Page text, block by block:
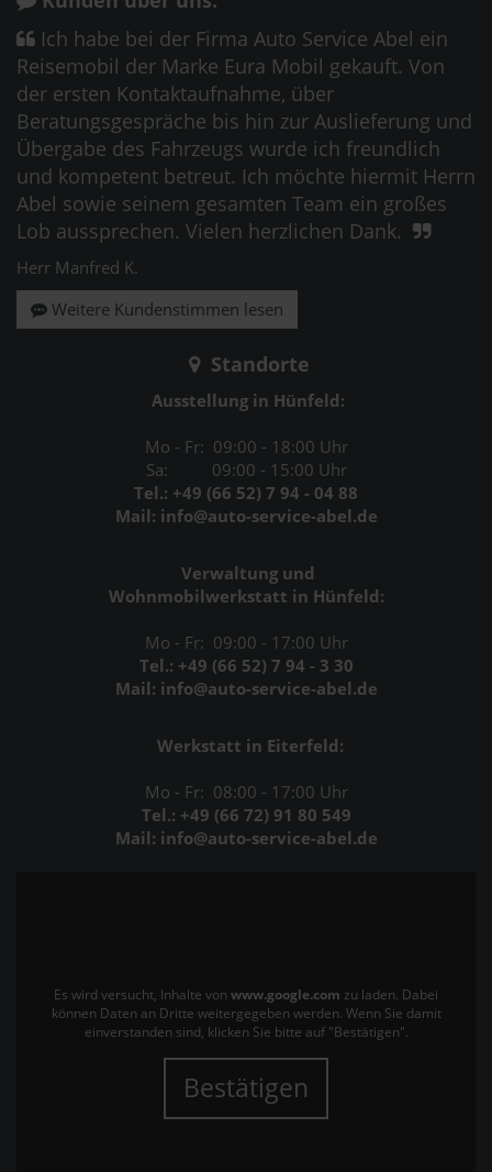
Ich habe bei der Firma Auto Service Abel ein
Reisemobil der Marke Eura Mobil gekauft. Von
der ersten Kontaktaufnahme, über
Beratungsgespräche bis hin zur Auslieferung und
Übergabe des Fahrzeugs wurde ich freundlich
und kompetent betreut. Ich möchte hiermit Herrn
Abel sowie seinem gesamten Team ein großes
Lob aussprechen. Vielen herzlichen Dank.
Herr Manfred K.
Weitere Kundenstimmen lesen
Standorte
Ausstellung in Hünfeld:
Mo - Fr: 09:00 - 18:00 Uhr
Sa: 09:00 - 15:00 Uhr
Tel.: +49 (66 52) 7 94 - 04 88
Mail: info@auto-service-abel.de
Verwaltung und
Wohnmobilwerkstatt in Hünfeld:
Mo - Fr: 09:00 - 17:00 Uhr
Tel.: +49 (66 52) 7 94 - 3 30
Mail: info@auto-service-abel.de
Werkstatt in Eiterfeld:
Mo - Fr: 08:00 - 17:00 Uhr
Tel.: +49 (66 72) 91 80 549
Mail: info@auto-service-abel.de
Es wird versucht, Inhalte von www.google.com zu laden. Dabei
können Daten an Dritte weitergegeben werden. Wenn Sie damit
einverstanden sind, klicken Sie bitte auf "Bestätigen".
Bestätigen